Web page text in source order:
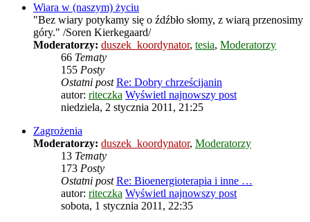
Wiara w (naszym) życiu
"Bez wiary potykamy się o źdźbło słomy, z wiarą przenosimy
góry." /Soren Kierkegaard/
Moderatorzy: duszek_koordynator, tesia, Moderatorzy
66 Tematy
155 Posty
Ostatni post Re: Dobry chrześcijanin
autor: riteczka Wyświetl najnowszy post
niedziela, 2 stycznia 2011, 21:25
Zagrożenia
Moderatorzy: duszek_koordynator, Moderatorzy
13 Tematy
173 Posty
Ostatni post Re: Bioenergioterapia i inne …
autor: riteczka Wyświetl najnowszy post
sobota, 1 stycznia 2011, 22:35